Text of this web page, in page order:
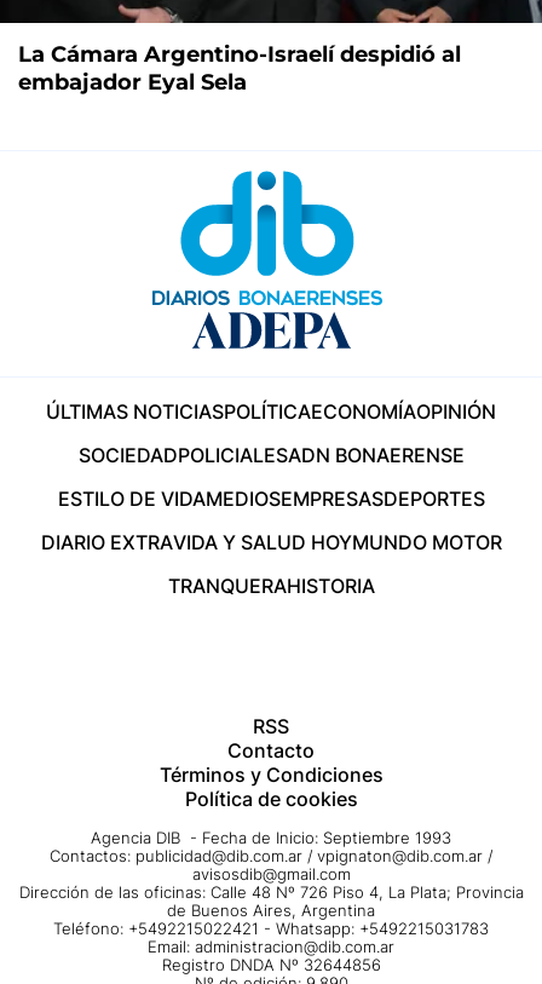
La Cámara Argentino-Israelí despidió al
embajador Eyal Sela
ÚLTIMAS NOTICIASPOLÍTICAECONOMÍAOPINIÓN
SOCIEDADPOLICIALESADN BONAERENSE
ESTILO DE VIDAMEDIOSEMPRESASDEPORTES
DIARIO EXTRAVIDA Y SALUD HOYMUNDO MOTOR
TRANQUERAHISTORIA
RSS
Contacto
Términos y Condiciones
Política de cookies
Agencia DIB - Fecha de Inicio: Septiembre 1993
Contactos: publicidad@dib.com.ar / vpignaton@dib.com.ar /
avisosdib@gmail.com
Dirección de las oficinas: Calle 48 Nº 726 Piso 4, La Plata; Provincia
de Buenos Aires, Argentina
Teléfono: +5492215022421 - Whatsapp: +5492215031783
Email: administracion@dib.com.ar
Registro DNDA Nº 32644856